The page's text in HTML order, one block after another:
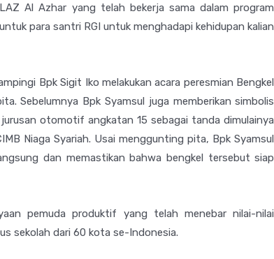
Al Azhar yang telah bekerja sama dalam program
para santri RGI untuk menghadapi kehidupan kalian
Bpk Sigit Iko melakukan acara peresmian Bengkel
Sebelumnya Bpk Syamsul juga memberikan simbolis
otomotif angkatan 15 sebagai tanda dimulainya
Niaga Syariah. Usai menggunting pita, Bpk Syamsul
dan memastikan bahwa bengkel tersebut siap
pemuda produktif yang telah menebar nilai-nilai
sekolah dari 60 kota se-Indonesia.